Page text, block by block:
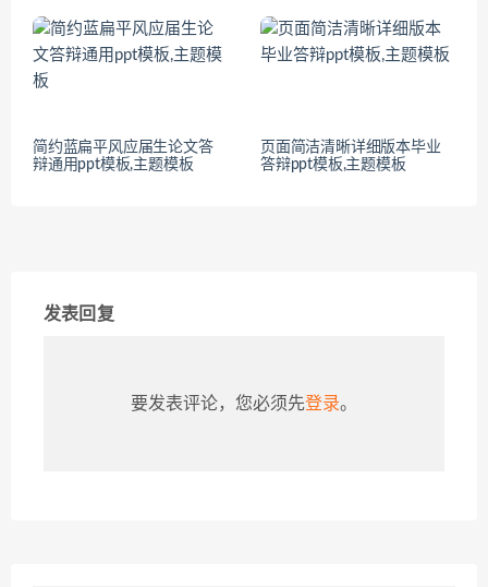
简约蓝扁平风应届生论文答
辩通用ppt模板,主题模板
页面简洁清晰详细版本毕业
答辩ppt模板,主题模板
发表回复
要发表评论，您必须先登录。